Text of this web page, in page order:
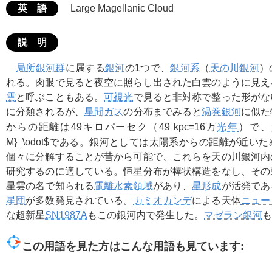
英 語 Large Magellanic Cloud
説 明
局所銀河群に属する銀河の1つで、銀河系 （ 天の川銀河）
れる。肉眼で見ると夜空に照らし出された白雲のように見
雲と呼ぶこともある。可視光で見ると非対称で整った形が
に分類されるが、 星間ガスの分布までみると渦巻銀河に似
からの距離は49キロパーセク（49 kpc=16万光年 ）で
M}_\odot$である 。銀河としては太陽系からの距離が近い
個々に分解することが昔から可能で、これらを天の川銀河
研究するのに適している。恒星分布が棒状構造をなし、そ
星雲の名で知られる電離水素領域があり、星形成が活発で
星団 が多数発見されている。 カミオカンデによる天体ニュ
な超新星SN1987A もこの銀河内で発生した。 マゼラン銀河
この用語を見た方はこんな用語も見ています: